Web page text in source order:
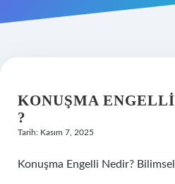
Hakkımızda
KONUŞMA
?
Tarih: Kasım 7, 2025
Konuşma Engelli Nedir?